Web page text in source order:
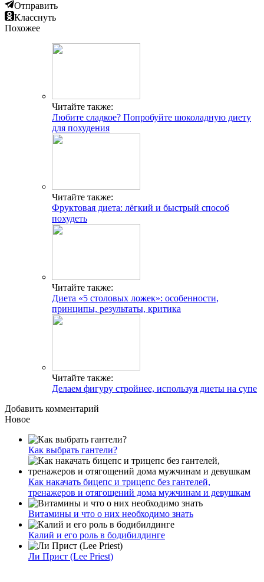
Отправить
Класснуть
Похожее
Читайте также:
Любите сладкое? Попробуйте шоколадную диету
для похудения
Читайте также:
Фруктовая диета: лёгкий и быстрый способ
похудеть
Читайте также:
Диета «5 столовых ложек»: особенности,
принципы, результаты, критика
Читайте также:
Делаем фигуру стройнее, используя диеты на супе
Добавить комментарий
Новое
Как выбрать гантели?
Как накачать бицепс и трицепс без гантелей,
тренажеров и отягощений дома мужчинам и девушкам
Витамины и что о них необходимо знать
Калий и его роль в бодибилдинге
Ли Прист (Lee Priest)